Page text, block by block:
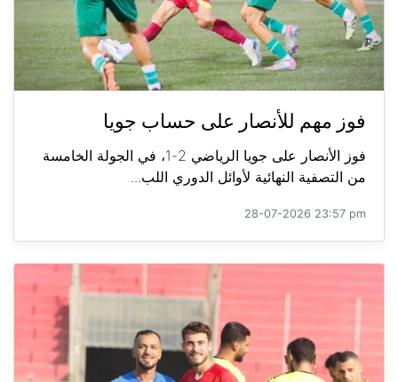
فوز مهم للأنصار على حساب جويا
فوز الأنصار على جويا الرياضي 2-1، في الجولة الخامسة
من التصفية النهائية لأوائل الدوري اللب...
28-07-2026 23:57 pm